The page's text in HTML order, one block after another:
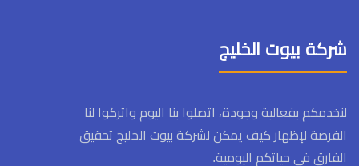
شركة بيوت الخليج
لنخدمكم بفعالية وجودة، اتصلوا بنا اليوم واتركوا لنا
الفرصة لإظهار كيف يمكن لشركة بيوت الخليج تحقيق
الفارق في حياتكم اليومية.